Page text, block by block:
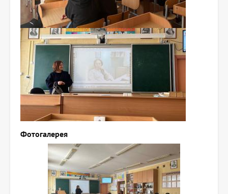
Фотогалерея